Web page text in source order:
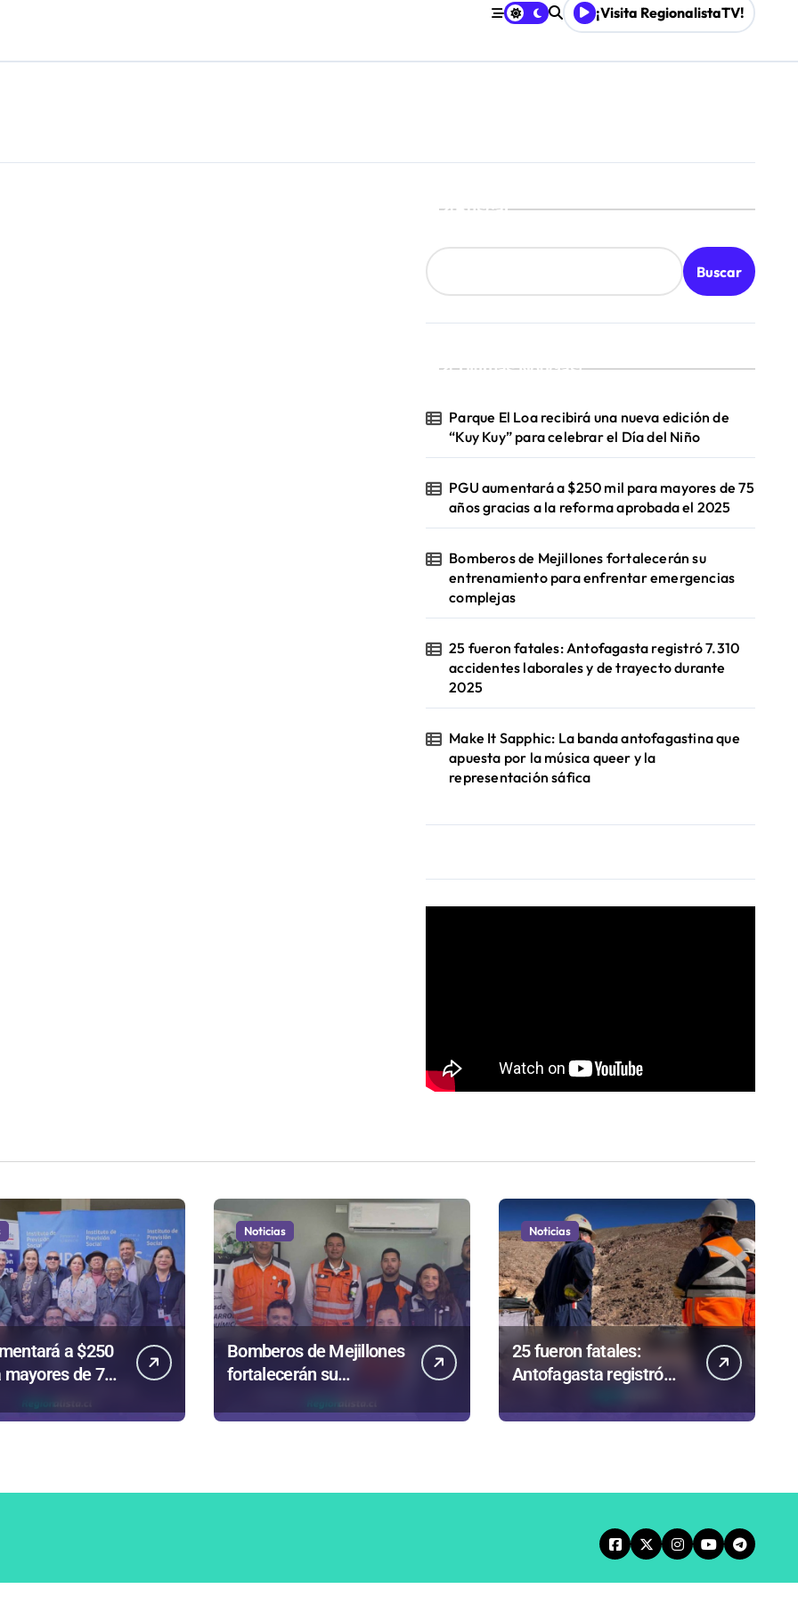
su primer año consolidándose como polo de encuentro y entretenimiento local
de “Kuy Kuy” para celebrar el Día del Niño
¡Visita RegionalistaTV!
Buscar
Buscar
¡Ultimas Noticias!
Parque El Loa recibirá una nueva edición de
“Kuy Kuy” para celebrar el Día del Niño
PGU aumentará a $250 mil para mayores de 75
años gracias a la reforma aprobada el 2025
Bomberos de Mejillones fortalecerán su
entrenamiento para enfrentar emergencias
complejas
25 fueron fatales: Antofagasta registró 7.310
accidentes laborales y de trayecto durante
2025
Make It Sapphic: La banda antofagastina que
apuesta por la música queer y la
representación sáfica
a $250
mayores de 75
a la
el
Noticias
Bomberos de Mejillones
fortalecerán su
entrenamiento para
enfrentar emergencias
Noticias
25 fueron fatales:
Antofagasta registró
laborales y de trayecto